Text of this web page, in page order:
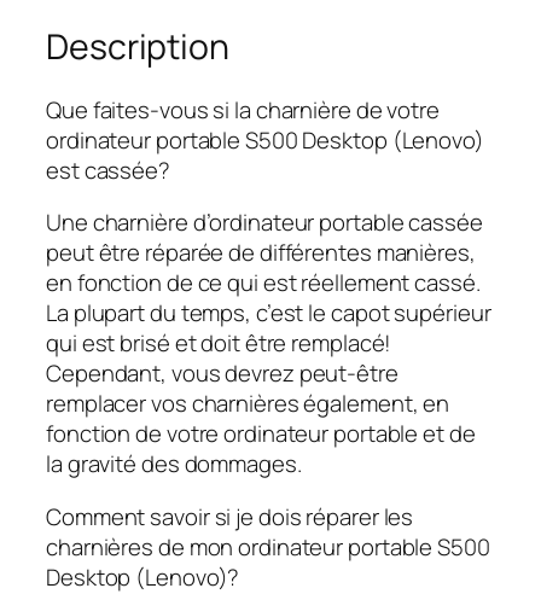
Description
Que faites-vous si la charnière de votre
ordinateur portable S500 Desktop (Lenovo)
est cassée?
Une charnière d’ordinateur portable cassée
peut être réparée de différentes manières,
en fonction de ce qui est réellement cassé.
La plupart du temps, c’est le capot supérieur
qui est brisé et doit être remplacé!
Cependant, vous devrez peut-être
remplacer vos charnières également, en
fonction de votre ordinateur portable et de
la gravité des dommages.
Comment savoir si je dois réparer les
charnières de mon ordinateur portable S500
Desktop (Lenovo)?